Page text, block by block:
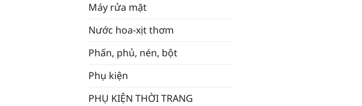
Máy rửa mặt
Nước hoa-xịt thơm
Phấn, phủ, nén, bột
Phụ kiện
PHỤ KIỆN THỜI TRANG